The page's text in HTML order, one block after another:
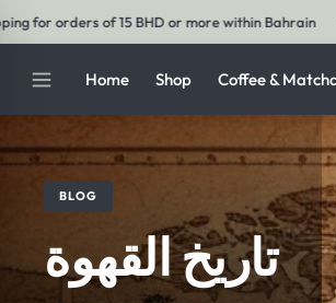
Free shipping for orders of 30 BHD or more
Home Shop Coffee &
BLOG
تاريخ القهوة